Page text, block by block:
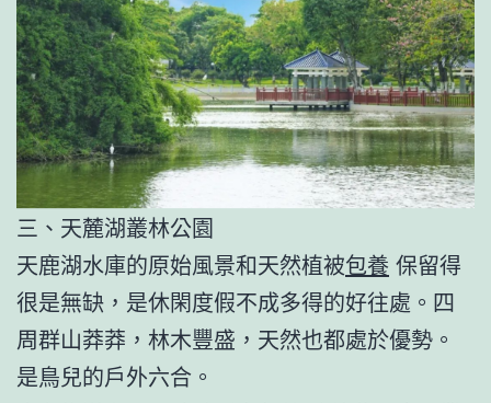
三、天麓湖叢林公園
天鹿湖水庫的原始風景和天然植被包養 保留得
很是無缺，是休閑度假不成多得的好往處。四
周群山莽莽，林木豐盛，天然也都處於優勢。
是鳥兒的戶外六合。